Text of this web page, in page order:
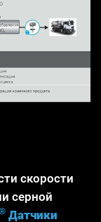
скорости
серной
Датчики